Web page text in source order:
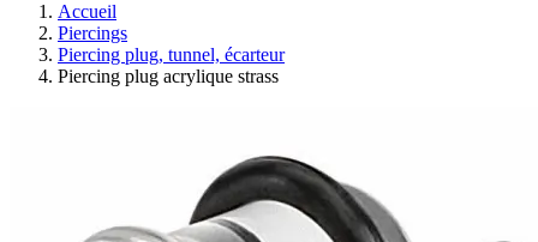
Accueil
Piercings
Piercing plug, tunnel, écarteur
Piercing plug acrylique strass